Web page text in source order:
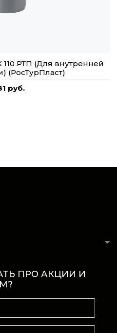
РТП (Для внутренней
(РосТурПласт)
руб.
ПРО АКЦИИ И